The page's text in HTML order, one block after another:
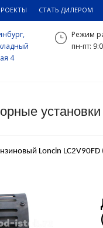
СТАТЬ ДИЛЕРОМ
4
Режим
пн-пт:
установки
Loncin LC2V90FD